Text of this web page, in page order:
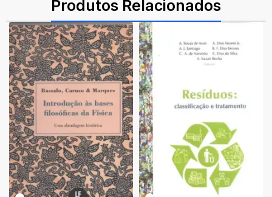
Produtos Relacionados